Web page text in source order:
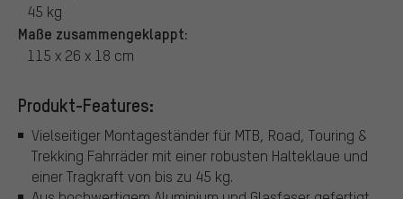
45 kg
Maße zusammengeklappt:
115 x 26 x 18 cm
Produkt-Features:
Vielseitiger Montageständer für MTB, Road, Touring &
Trekking Fahrräder mit einer robusten Halteklaue und
einer Tragkraft von bis zu 45 kg.